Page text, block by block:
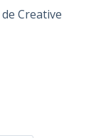
Creative